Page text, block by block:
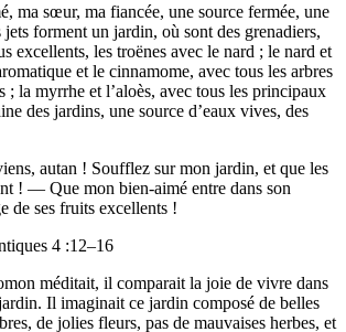
ma sœur, ma fiancée, une source fermée, une
jets forment un jardin, où sont des grenadiers,
excellents, les troënes avec le nard ; le nard et
et le cinnamome, avec tous les arbres
; la myrrhe et l’aloès, avec tous les principaux
des jardins, une source d’eaux vives, des
autan ! Soufflez sur mon jardin, et que les
! — Que mon bien-aimé entre dans son
de ses fruits excellents !
4 :12–16
méditait, il comparait la joie de vivre dans
Il imaginait ce jardin composé de belles
de jolies fleurs, pas de mauvaises herbes, et